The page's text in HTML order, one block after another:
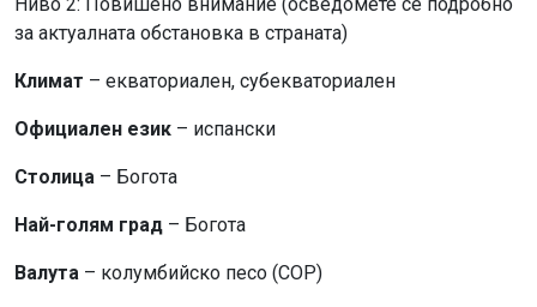
за актуалната обстановка в страната)
Климат – екваториален, субекваториален
Официален език – испански
Столица – Богота
Най-голям град – Богота
Валута – колумбийско песо (COP)